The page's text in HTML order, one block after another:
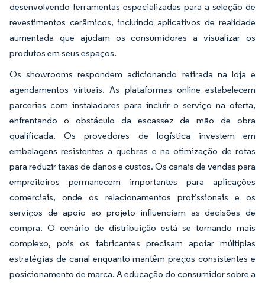
desenvolvendo ferramentas especializadas para a seleção de
revestimentos cerâmicos, incluindo aplicativos de realidade
aumentada que ajudam os consumidores a visualizar os
produtos em seus espaços.
Os showrooms respondem adicionando retirada na loja e
agendamentos virtuais. As plataformas online estabelecem
parcerias com instaladores para incluir o serviço na oferta,
enfrentando o obstáculo da escassez de mão de obra
qualificada. Os provedores de logística investem em
embalagens resistentes a quebras e na otimização de rotas
para reduzir taxas de danos e custos. Os canais de vendas para
empreiteiros permanecem importantes para aplicações
comerciais, onde os relacionamentos profissionais e os
serviços de apoio ao projeto influenciam as decisões de
compra. O cenário de distribuição está se tornando mais
complexo, pois os fabricantes precisam apoiar múltiplas
estratégias de canal enquanto mantêm preços consistentes e
posicionamento de marca. A educação do consumidor sobre a